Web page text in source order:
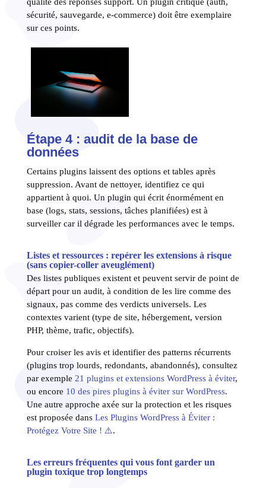
sécurité, sauvegarde, e-commerce) doit être exemplaire
sur ces points.
Étape 4 : audit de la base de
données
Certains plugins laissent des options et tables après
suppression. Avant de nettoyer, identifiez ce qui
appartient à quoi. Un plugin qui écrit énormément en
base (logs, stats, sessions, tâches planifiées) est à
surveiller car il dégrade les performances avec le temps.
Listes et ressources : repérer les extensions à risque
(sans copier-coller aveuglément)
Des listes publiques existent et peuvent servir de point de
départ pour un audit, à condition de les lire comme des
signaux, pas comme des verdicts universels. Les
contextes varient (type de site, hébergement, version
PHP, thème, trafic, objectifs).
Pour croiser les avis et identifier des patterns récurrents
(plugins trop lourds, redondants, abandonnés), consultez
par exemple 21 plugins et extensions WordPress à éviter,
ou encore 10 des pires plugins à éviter sur WordPress.
Une autre approche axée sur la protection et les risques
est proposée dans Les Plugins WordPress à Éviter :
Protégez Votre Site ! ⚠️.
Les erreurs fréquentes qui vous font garder un
plugin toxique trop longtemps